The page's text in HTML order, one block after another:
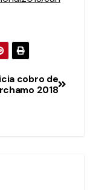
cobro de
2018